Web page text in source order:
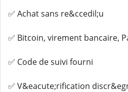
✅ Achat sans re&ccedil;u
✅ Bitcoin, virement bancaire,
✅ Code de suivi fourni
✅ V&eacute;rification